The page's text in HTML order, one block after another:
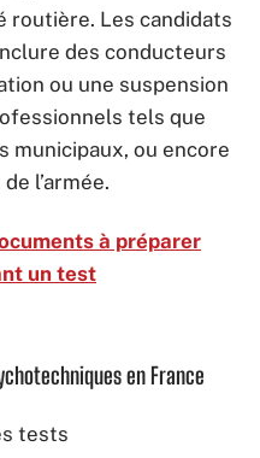
routière. Les candidats
des conducteurs
ou une suspension
tels que
municipaux, ou encore
l’armée.
à préparer
un test
en France
tests